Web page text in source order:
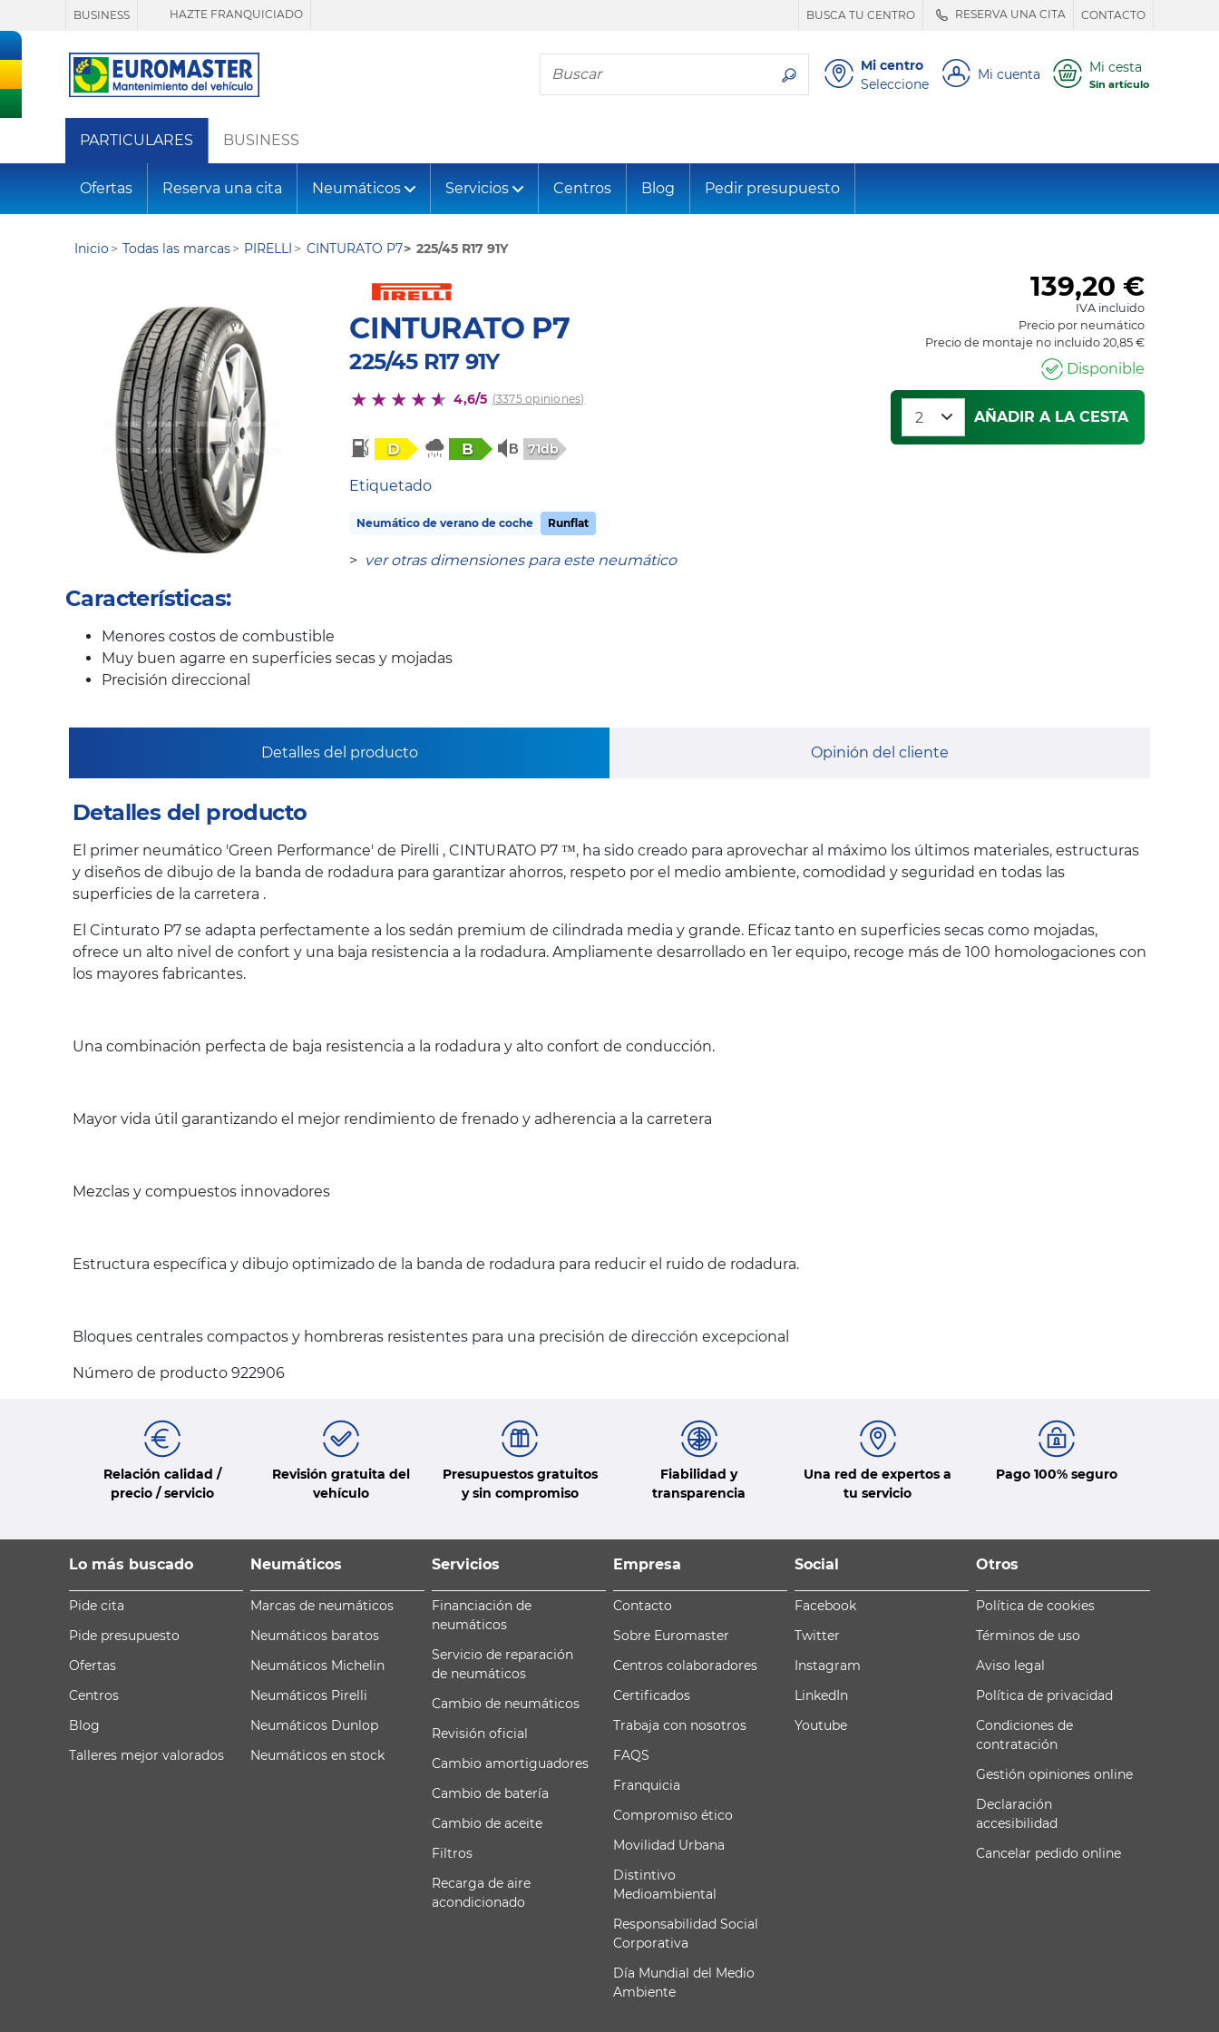
BUSINESS HAZTE FRANQUICIADO BUSCA TU CENTRO RESERVA UNA CITA CONTACTO
Busca tu neumático
Mi centro
Seleccione
Mi cuenta Mi cesta
Sin artículo
PARTICULARES BUSINESS
Ofertas Reserva una cita Neumáticos Servicios Centros Blog Pedir presupuesto
Inicio Todas las marcas PIRELLI CINTURATO P7 225/45 R17 91Y
CINTURATO P7
225/45 R17 91Y
4,6/5 (3375 opiniones)
D B 71db
Etiquetado
Neumático de verano de coche Runflat
> ver otras dimensiones para este neumático
139,20 €
IVA incluido
Precio por neumático
Precio de montaje no incluido 20,85 €
Disponible
AÑADIR A LA CESTA
Características:
Menores costos de combustible
Muy buen agarre en superficies secas y mojadas
Precisión direccional
Detalles del producto Opinión del cliente
Detalles del producto
El primer neumático 'Green Performance' de Pirelli , CINTURATO P7 ™, ha sido creado para aprovechar al máximo los últimos materiales, estructuras
y diseños de dibujo de la banda de rodadura para garantizar ahorros, respeto por el medio ambiente, comodidad y seguridad en todas las
superficies de la carretera .
El Cinturato P7 se adapta perfectamente a los sedán premium de cilindrada media y grande. Eficaz tanto en superficies secas como mojadas,
ofrece un alto nivel de confort y una baja resistencia a la rodadura. Ampliamente desarrollado en 1er equipo, recoge más de 100 homologaciones con
los mayores fabricantes.
Una combinación perfecta de baja resistencia a la rodadura y alto confort de conducción.
Mayor vida útil garantizando el mejor rendimiento de frenado y adherencia a la carretera
Mezclas y compuestos innovadores
Estructura específica y dibujo optimizado de la banda de rodadura para reducir el ruido de rodadura.
Bloques centrales compactos y hombreras resistentes para una precisión de dirección excepcional
Número de producto 922906
Relación calidad /
precio / servicio
Revisión gratuita del
vehículo
Presupuestos gratuitos
y sin compromiso
Fiabilidad y
transparencia
Una red de expertos a
tu servicio
Pago 100% seguro
Lo más buscado
Pide cita
Pide presupuesto
Ofertas
Centros
Blog
Talleres mejor valorados
Neumáticos
Marcas de neumáticos
Neumáticos baratos
Neumáticos Michelin
Neumáticos Pirelli
Neumáticos Dunlop
Neumáticos en stock
Servicios
Financiación de
neumáticos
Servicio de reparación
de neumáticos
Cambio de neumáticos
Revisión oficial
Cambio amortiguadores
Cambio de batería
Cambio de aceite
Filtros
Recarga de aire
acondicionado
Empresa
Contacto
Sobre Euromaster
Centros colaboradores
Certificados
Trabaja con nosotros
FAQS
Franquicia
Compromiso ético
Movilidad Urbana
Distintivo
Medioambiental
Responsabilidad Social
Corporativa
Día Mundial del Medio
Ambiente
Social
Facebook
Twitter
Instagram
LinkedIn
Youtube
Otros
Política de cookies
Términos de uso
Aviso legal
Política de privacidad
Condiciones de
contratación
Gestión opiniones online
Declaración
accesibilidad
Cancelar pedido online